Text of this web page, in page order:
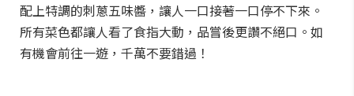
配上特調的刺蔥五味醬，讓人一口接著一口停不下來。
所有菜色都讓人看了食指大動，品嘗後更讚不絕口。如
有機會前往一遊，千萬不要錯過！